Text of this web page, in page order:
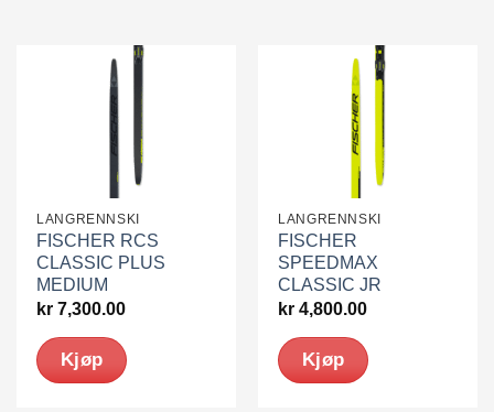
LANGRENNSKI
FISCHER RCS
CLASSIC PLUS
MEDIUM
kr 7,300.00
Kjøp
LANGRENNSKI
FISCHER
SPEEDMAX
CLASSIC JR
kr 4,800.00
Kjøp